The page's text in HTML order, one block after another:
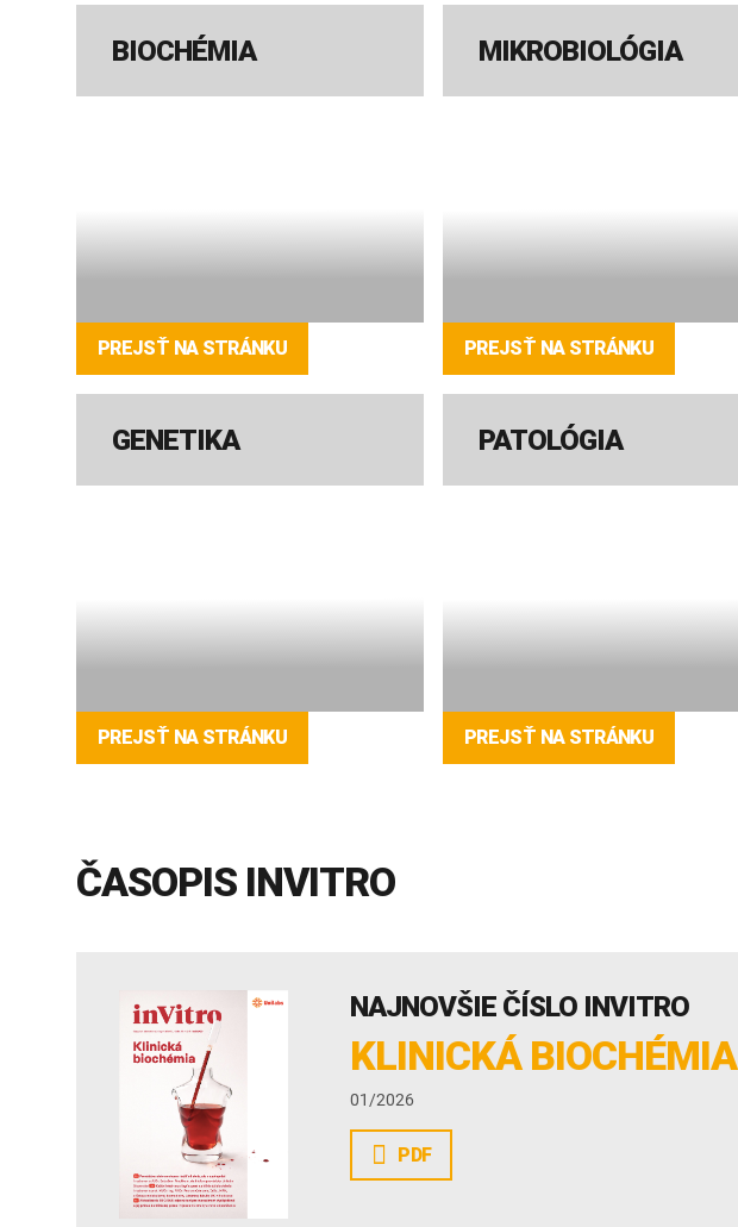
BIOCHÉMIA
PREJSŤ NA STRÁNKU
MIKROBIOLÓGIA
PREJSŤ NA STRÁNKU
GENETIKA
PREJSŤ NA STRÁNKU
PATOLÓGIA
PREJSŤ NA STRÁNKU
ČASOPIS INVITRO
NAJNOVŠIE ČÍSLO INVITRO
KLINICKÁ BIOCHÉMIA
01/2026
PDF